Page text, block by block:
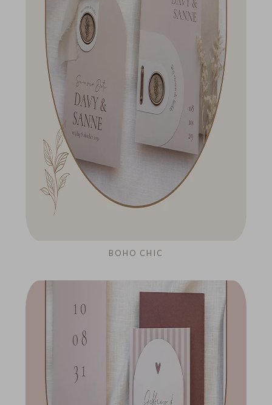
BOHO CHIC